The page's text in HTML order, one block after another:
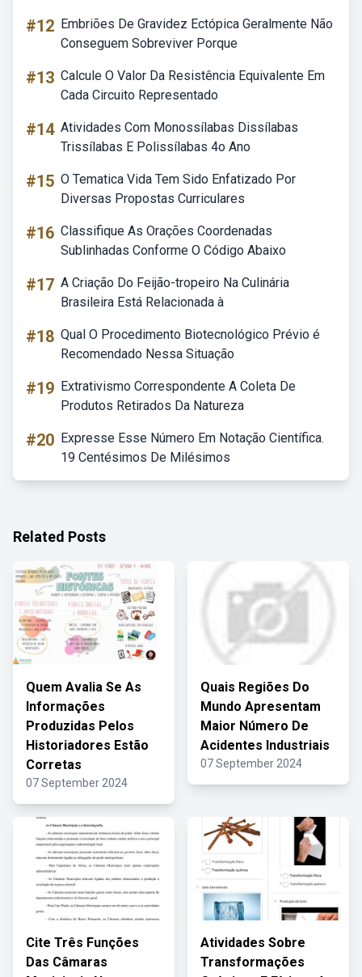
#12 Embriões De Gravidez Ectópica Geralmente Não
Conseguem Sobreviver Porque
#13 Calcule O Valor Da Resistência Equivalente Em
Cada Circuito Representado
#14 Atividades Com Monossílabas Dissílabas
Trissílabas E Polissílabas 4o Ano
#15 O Tematica Vida Tem Sido Enfatizado Por
Diversas Propostas Curriculares
#16 Classifique As Orações Coordenadas
Sublinhadas Conforme O Código Abaixo
#17 A Criação Do Feijão-tropeiro Na Culinária
Brasileira Está Relacionada à
#18 Qual O Procedimento Biotecnológico Prévio é
Recomendado Nessa Situação
#19 Extrativismo Correspondente A Coleta De
Produtos Retirados Da Natureza
#20 Expresse Esse Número Em Notação Científica.
19 Centésimos De Milésimos
Related Posts
Quem Avalia Se As
Informações
Produzidas Pelos
Historiadores Estão
Corretas
07 September 2024
Quais Regiões Do
Mundo Apresentam
Maior Número De
Acidentes Industriais
07 September 2024
Cite Três Funções
Das Câmaras
Atividades Sobre
Transformações